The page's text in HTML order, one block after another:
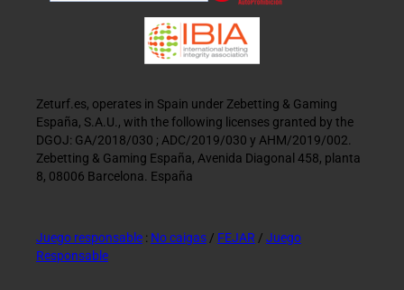
Zeturf.es, operates in Spain under Zebetting & Gaming
España, S.A.U., with the following licenses granted by the
DGOJ: GA/2018/030 ; ADC/2019/030 y AHM/2019/002.
Zebetting & Gaming España, Avenida Diagonal 458, planta
8, 08006 Barcelona. España
Juego responsable : No caigas / FEJAR / Juego
Responsable